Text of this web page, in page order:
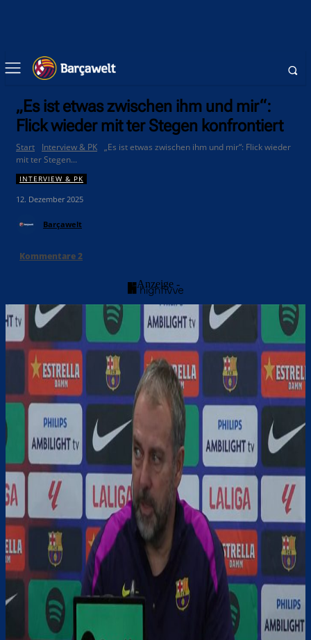
„Es ist etwas zwischen ihm und mir“:
Flick wieder mit ter Stegen konfrontiert
Start Interview & PK „Es ist etwas zwischen ihm und mir“: Flick wieder
mit ter Stegen...
INTERVIEW & PK
12. Dezember 2025
Barçawelt
Kommentare2
- Anzeige -